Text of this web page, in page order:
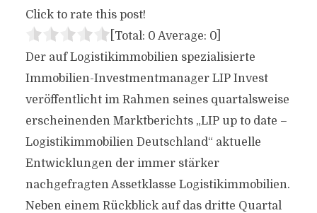
Click to rate this post!
[Total: 0 Average: 0]
Der auf Logistikimmobilien spezialisierte
Immobilien-Investmentmanager LIP Invest
veröffentlicht im Rahmen seines quartalsweise
erscheinenden Marktberichts „LIP up to date –
Logistikimmobilien Deutschland“ aktuelle
Entwicklungen der immer stärker
nachgefragten Assetklasse Logistikimmobilien.
Neben einem Rückblick auf das dritte Quartal